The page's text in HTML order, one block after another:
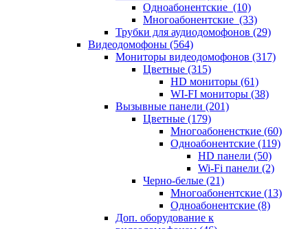
Одноабонентские (10)
Многоабонентские (33)
Трубки для аудиодомофонов (29)
Видеодомофоны (564)
Мониторы видеодомофонов (317)
Цветные (315)
HD мониторы (61)
WI-FI мониторы (38)
Вызывные панели (201)
Цветные (179)
Многоабоненсткие (60)
Одноабонентские (119)
HD панели (50)
Wi-Fi панели (2)
Черно-белые (21)
Многоабонентские (13)
Одноабонентские (8)
Доп. оборудование к